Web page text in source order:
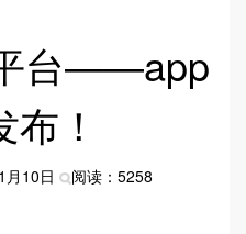
台——app
！
月10日 阅读：5258